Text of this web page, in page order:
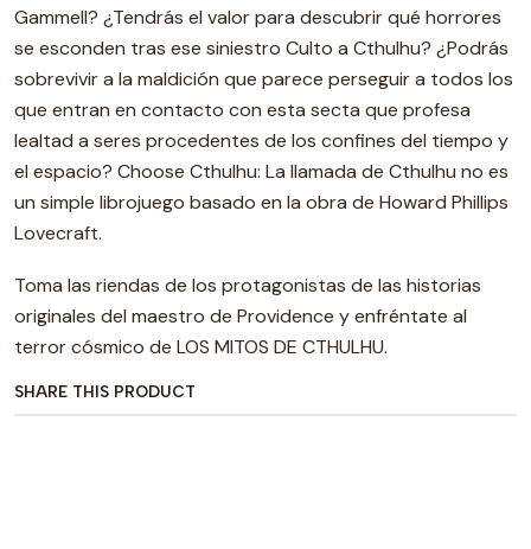
Gammell? ¿Tendrás el valor para descubrir qué horrores
se esconden tras ese siniestro Culto a Cthulhu? ¿Podrás
sobrevivir a la maldición que parece perseguir a todos los
que entran en contacto con esta secta que profesa
lealtad a seres procedentes de los confines del tiempo y
el espacio? Choose Cthulhu: La llamada de Cthulhu no es
un simple librojuego basado en la obra de Howard Phillips
Lovecraft.
Toma las riendas de los protagonistas de las historias
originales del maestro de Providence y enfréntate al
terror cósmico de LOS MITOS DE CTHULHU.
SHARE THIS PRODUCT